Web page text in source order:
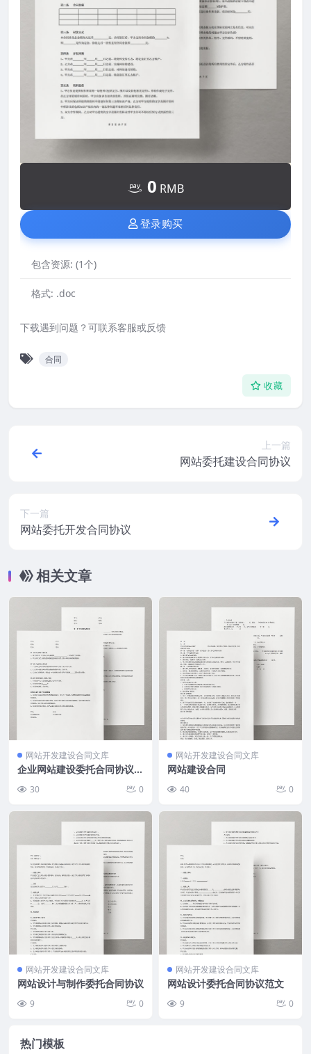
0 RMB
登录购买
包含资源: (1个)
格式: .doc
下载遇到问题？可联系客服或反馈
合同
收藏
上一篇
网站委托建设合同协议
下一篇
网站委托开发合同协议
相关文章
网站开发建设合同文库
企业网站建设委托合同协议
30 0
网站开发建设合同文库
网站建设合同
40 0
网站开发建设合同文库
网站设计与制作委托合同协议
9 0
网站开发建设合同文库
网站设计委托合同协议范文
9 0
热门模板